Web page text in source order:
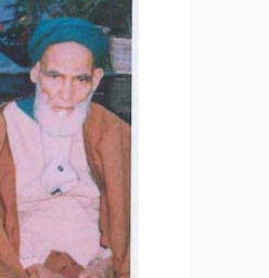
مرحوم
حضرت
آیه
الله
حسن
مولوی
قندهاری
رحمه
الله
علیه